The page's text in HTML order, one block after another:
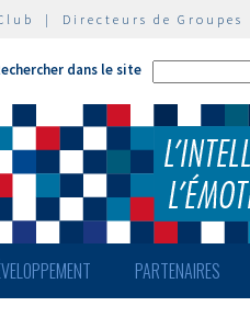
| Directeurs de Groupes
dans le site
PARTENAIRES